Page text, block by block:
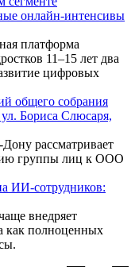
онлайн-интенсивы
платформа
11–15 лет два
цифровых
общего собрания
Бориса Слюсаря,
рассматривает
группы лиц к ООО
ИИ-сотрудников:
внедряет
как полноценных